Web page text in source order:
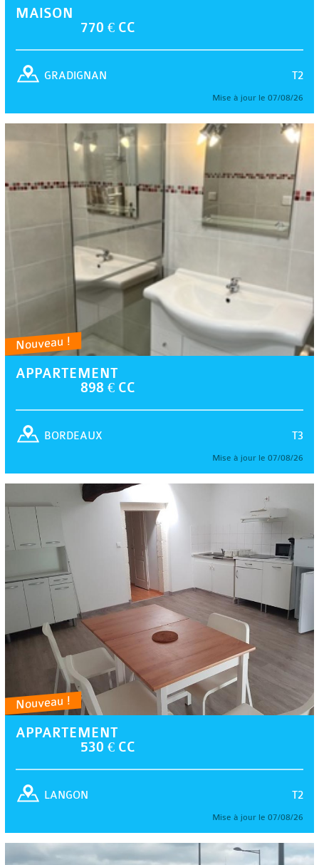
MAISON
770 € CC
T2
GRADIGNAN
Mise à jour le 07/08/26
Nouveau !
APPARTEMENT
898 € CC
T3
BORDEAUX
Mise à jour le 07/08/26
Nouveau !
APPARTEMENT
530 € CC
T2
LANGON
Mise à jour le 07/08/26